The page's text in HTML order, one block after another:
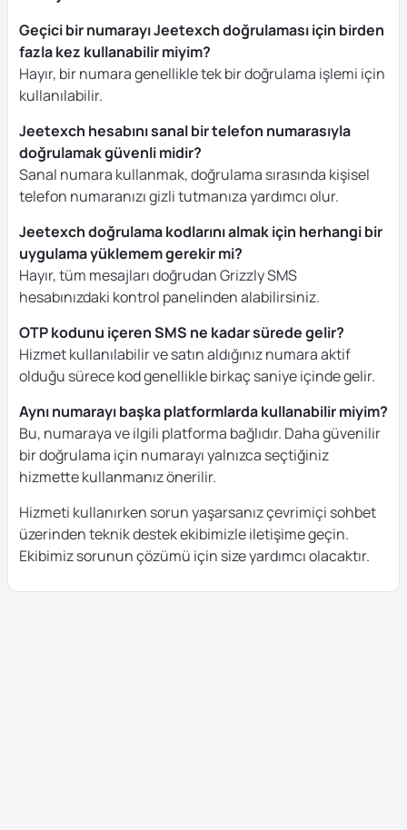
Geçici bir numarayı Jeetexch doğrulaması için birden
fazla kez kullanabilir miyim?
Hayır, bir numara genellikle tek bir doğrulama işlemi için
kullanılabilir.
Jeetexch hesabını sanal bir telefon numarasıyla
doğrulamak güvenli midir?
Sanal numara kullanmak, doğrulama sırasında kişisel
telefon numaranızı gizli tutmanıza yardımcı olur.
Jeetexch doğrulama kodlarını almak için herhangi bir
uygulama yüklemem gerekir mi?
Hayır, tüm mesajları doğrudan Grizzly SMS
hesabınızdaki kontrol panelinden alabilirsiniz.
OTP kodunu içeren SMS ne kadar sürede gelir?
Hizmet kullanılabilir ve satın aldığınız numara aktif
olduğu sürece kod genellikle birkaç saniye içinde gelir.
Aynı numarayı başka platformlarda kullanabilir miyim?
Bu, numaraya ve ilgili platforma bağlıdır. Daha güvenilir
bir doğrulama için numarayı yalnızca seçtiğiniz
hizmette kullanmanız önerilir.
Hizmeti kullanırken sorun yaşarsanız çevrimiçi sohbet
üzerinden teknik destek ekibimizle iletişime geçin.
Ekibimiz sorunun çözümü için size yardımcı olacaktır.